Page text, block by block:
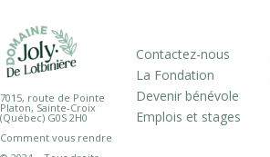
7015, route de Pointe
Platon, Sainte-Croix
(Québec) G0S 2H0
Comment vous rendre
Contactez-nous
La Fondation
Devenir bénévole
Emplois et stages